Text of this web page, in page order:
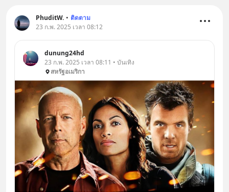
PhuditW. • ติดตาม
23 ก.พ. 2025 เวลา 08:12
dunung24hd
23 ก.พ. 2025 เวลา 08:11 • บันเทิง
สหรัฐอเมริกา